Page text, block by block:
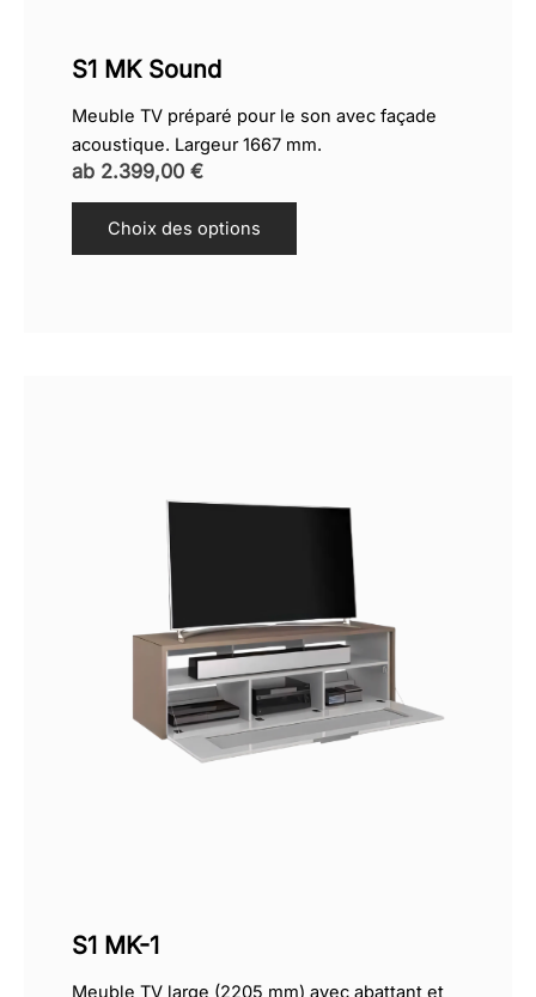
S1 MK Sound
Meuble TV préparé pour le son avec façade
acoustique. Largeur 1667 mm.
ab 2.399,00 €
Choix des options
S1 MK-1
Meuble TV large (2205 mm) avec abattant et